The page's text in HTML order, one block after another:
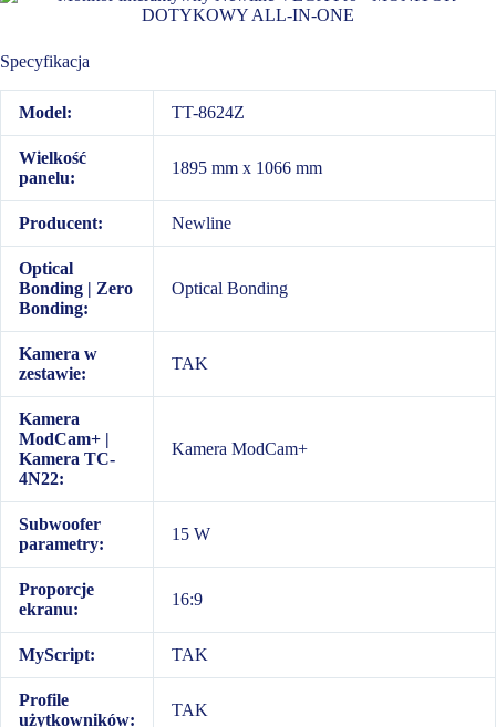
Specyfikacja
Model: TT-8624Z
Wielkość
panelu:
1895 mm x 1066 mm
Producent: Newline
Optical
Bonding | Zero
Bonding:
Optical Bonding
Kamera w
zestawie:
TAK
Kamera
ModCam+ |
Kamera TC-
4N22:
Kamera ModCam+
Subwoofer
parametry:
15 W
Proporcje
ekranu:
16:9
MyScript: TAK
Profile
użytkowników:
TAK